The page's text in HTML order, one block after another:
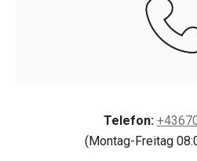
Telefon:
(Montag-Freitag